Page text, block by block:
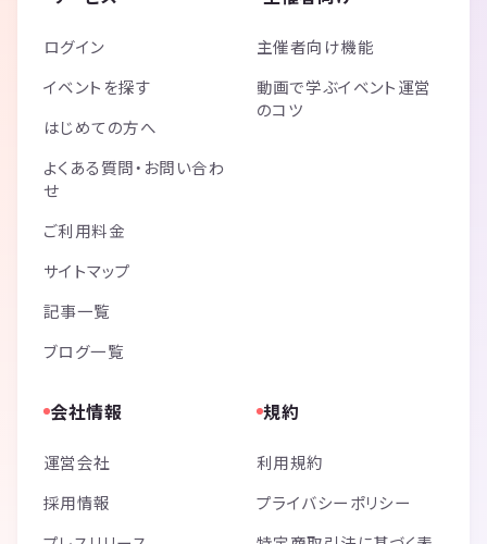
ログイン
イベントを探す
はじめての方へ
よくある質問・お問い合わ
せ
ご利用料金
サイトマップ
記事一覧
ブログ一覧
主催者向け機能
動画で学ぶイベント運営
のコツ
会社情報
運営会社
採用情報
規約
利用規約
プライバシーポリシー